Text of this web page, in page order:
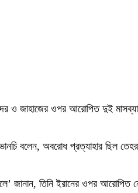
ও জাহাজের ওপর আরোপিত দুই
বলেন, অবরোধ প্রত্যাহার ছিল
জানান, তিনি ইরানের ওপর